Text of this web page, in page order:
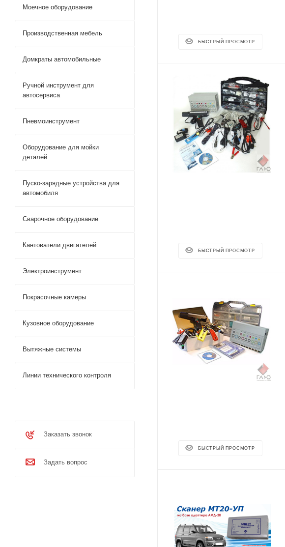
БЫСТРЫЙ ПРОСМОТР
БЫСТРЫЙ ПРОСМОТР
БЫСТРЫЙ ПРОСМОТР
Моечное оборудование
Производственная мебель
Домкраты автомобильные
Ручной инструмент для
автосервиса
Пневмоинструмент
Оборудование для мойки
деталей
Пуско-зарядные устройства для
автомобиля
Сварочное оборудование
Кантователи двигателей
Электроинструмент
Покрасочные камеры
Кузовное оборудование
Вытяжные системы
Линии технического контроля
Заказать звонок
Задать вопрос